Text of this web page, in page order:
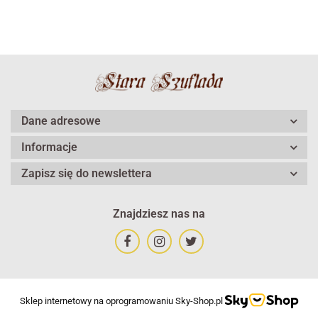
Dane adresowe
Informacje
Zapisz się do newslettera
Znajdziesz nas na
Sklep internetowy na oprogramowaniu Sky-Shop.pl